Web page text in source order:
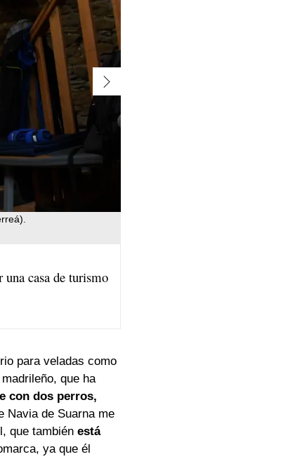
casa de turismo
para veladas como
que ha
con dos perros,
Navia de Suarna me
que tambiénestá
ya que él